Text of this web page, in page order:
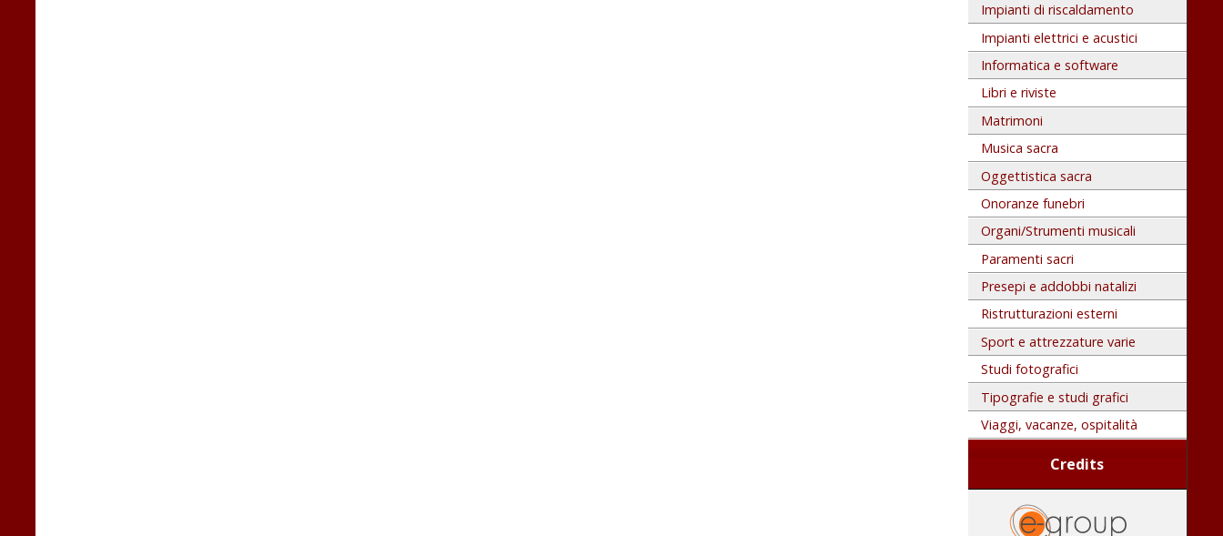
Impianti di riscaldamento
Impianti elettrici e acustici
Informatica e software
Libri e riviste
Matrimoni
Musica sacra
Oggettistica sacra
Onoranze funebri
Organi/Strumenti musicali
Paramenti sacri
Presepi e addobbi natalizi
Ristrutturazioni esterni
Sport e attrezzature varie
Studi fotografici
Tipografie e studi grafici
Viaggi, vacanze, ospitalità
Credits